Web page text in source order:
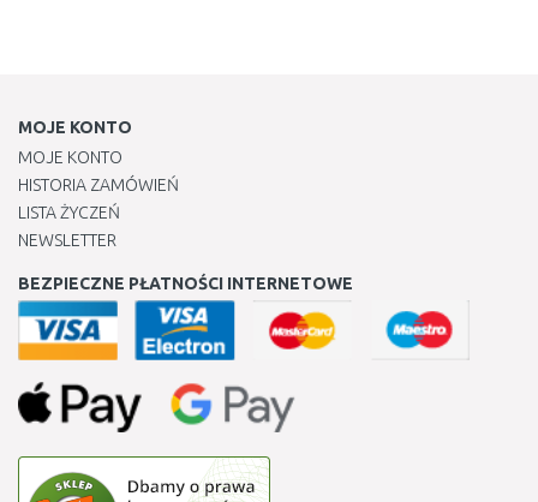
MOJE KONTO
MOJE KONTO
HISTORIA ZAMÓWIEŃ
LISTA ŻYCZEŃ
NEWSLETTER
BEZPIECZNE PŁATNOŚCI INTERNETOWE